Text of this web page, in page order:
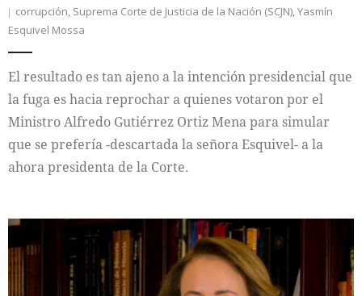
corrupción, Suprema Corte de Justicia de la Nación (SCJN),Yasmín
Esquivel Mossa
El resultado es tan ajeno a la intención presidencial que
la fuga es hacia reprochar a quienes votaron por el
Ministro Alfredo Gutiérrez Ortiz Mena para simular
que se prefería -descartada la señora Esquivel- a la
ahora presidenta de la Corte.